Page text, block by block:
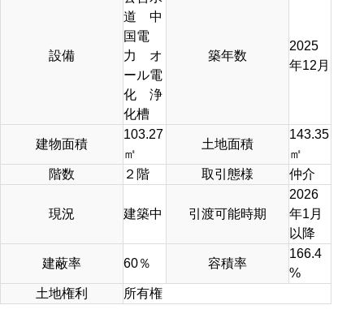
設備
道 中
国電
力 オ
ール電
化 浄
化槽
築年数
2025
年12月
建物面積
103.27
㎡
土地面積
143.35
㎡
階数
２階 取引態様 仲介
現況 建築中 引渡可能時期
2026
年1月
以降
建蔽率 60％ 容積率
166.4
%
土地権利
所有権